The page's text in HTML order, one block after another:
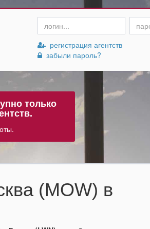
регистрация агентств
забыли пароль?
только
(MOW) в